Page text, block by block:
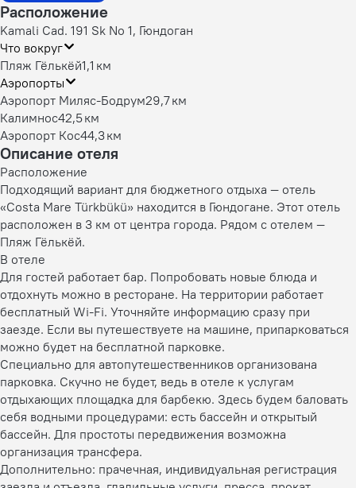
Расположение
Kamali Cad. 191 Sk No 1, Гюндоган
Что вокруг
Пляж Гёлькёй1,1 км
Аэропорты
Аэропорт Миляс-Бодрум29,7 км
Калимнос42,5 км
Аэропорт Кос44,3 км
Описание отеля
Расположение
Подходящий вариант для бюджетного отдыха — отель
«Costa Mare Türkbükü» находится в Гюндогане. Этот отель
расположен в 3 км от центра города. Рядом с отелем —
Пляж Гёлькёй.
В отеле
Для гостей работает бар. Попробовать новые блюда и
отдохнуть можно в ресторане. На территории работает
бесплатный Wi-Fi. Уточняйте информацию сразу при
заезде. Если вы путешествуете на машине, припарковаться
можно будет на бесплатной парковке.
Специально для автопутешественников организована
парковка. Скучно не будет, ведь в отеле к услугам
отдыхающих площадка для барбекю. Здесь будем баловать
себя водными процедурами: есть бассейн и открытый
бассейн. Для простоты передвижения возможна
организация трансфера.
Дополнительно: прачечная, индивидуальная регистрация